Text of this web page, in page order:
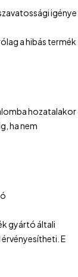
igénye
a hibás termék
hozatalakor
ha nem
gyártó általi
E